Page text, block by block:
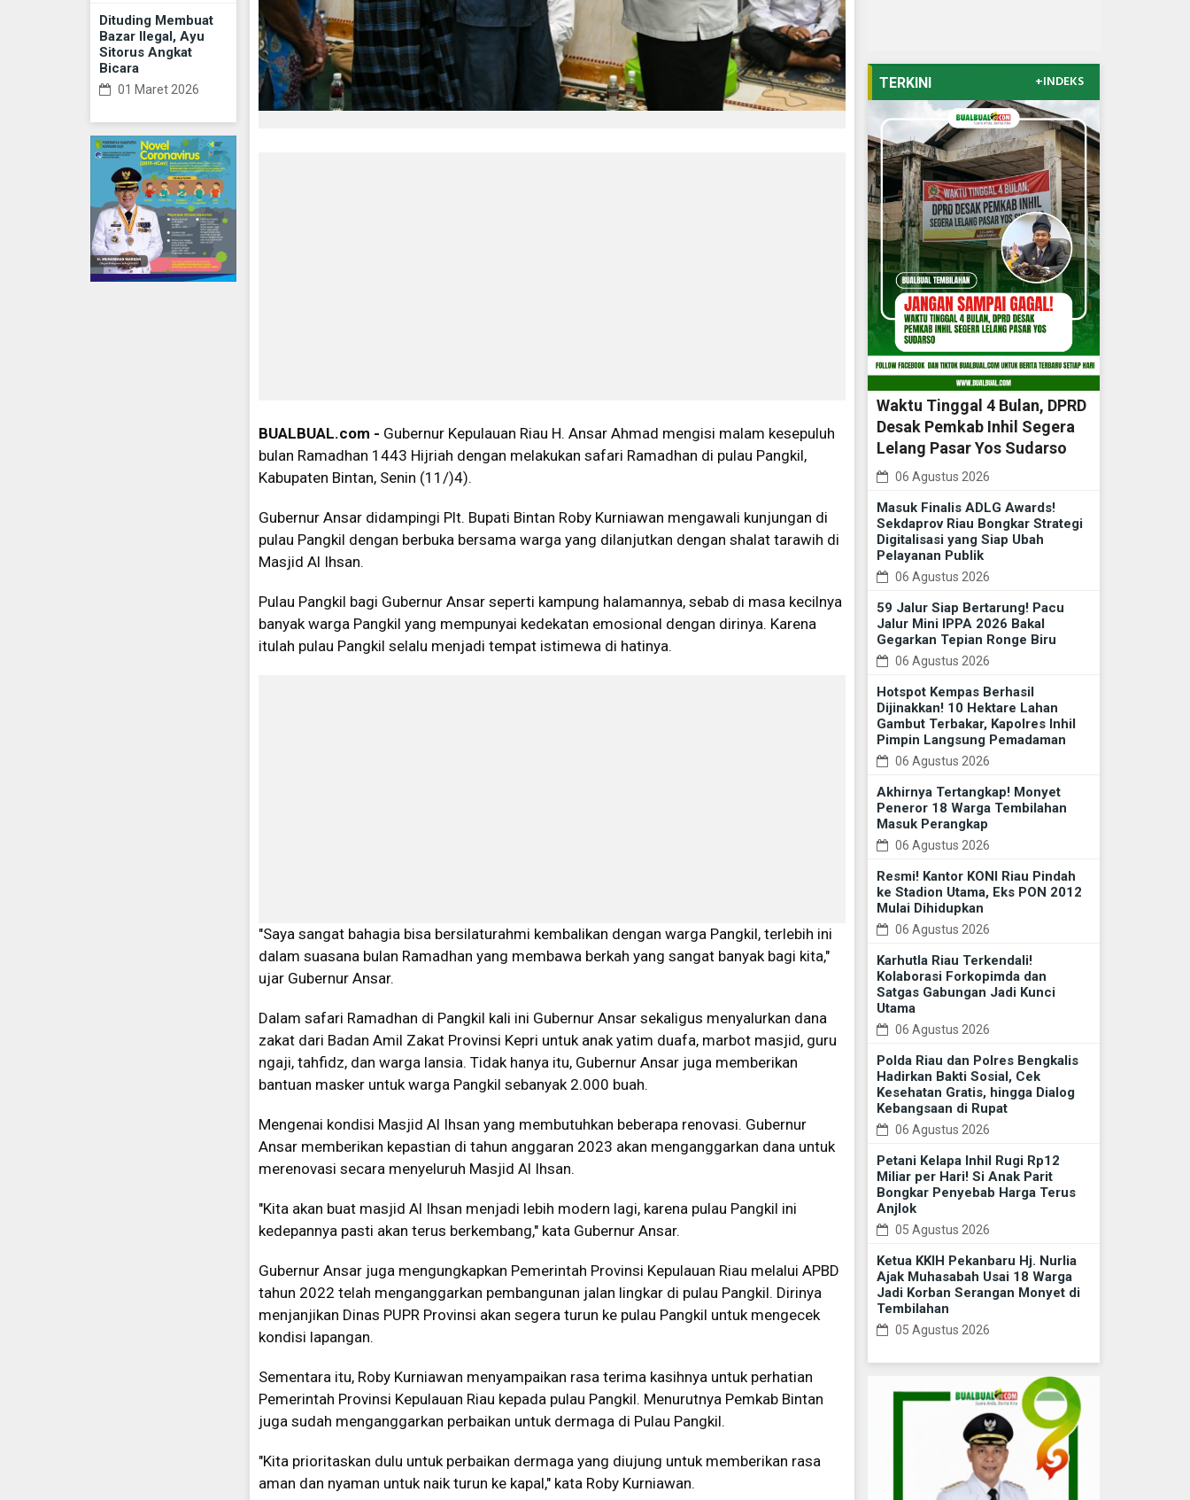
Dituding Membuat
Bazar Ilegal, Ayu
Sitorus Angkat
Bicara
01 Maret 2026
BUALBUAL.com - Gubernur Kepulauan Riau H. Ansar Ahmad mengisi malam kesepuluh
bulan Ramadhan 1443 Hijriah dengan melakukan safari Ramadhan di pulau Pangkil,
Kabupaten Bintan, Senin (11/)4).
Gubernur Ansar didampingi Plt. Bupati Bintan Roby Kurniawan mengawali kunjungan di
pulau Pangkil dengan berbuka bersama warga yang dilanjutkan dengan shalat tarawih di
Masjid Al Ihsan.
Pulau Pangkil bagi Gubernur Ansar seperti kampung halamannya, sebab di masa kecilnya
banyak warga Pangkil yang mempunyai kedekatan emosional dengan dirinya. Karena
itulah pulau Pangkil selalu menjadi tempat istimewa di hatinya.
"Saya sangat bahagia bisa bersilaturahmi kembalikan dengan warga Pangkil, terlebih ini
dalam suasana bulan Ramadhan yang membawa berkah yang sangat banyak bagi kita,"
ujar Gubernur Ansar.
Dalam safari Ramadhan di Pangkil kali ini Gubernur Ansar sekaligus menyalurkan dana
zakat dari Badan Amil Zakat Provinsi Kepri untuk anak yatim duafa, marbot masjid, guru
ngaji, tahfidz, dan warga lansia. Tidak hanya itu, Gubernur Ansar juga memberikan
bantuan masker untuk warga Pangkil sebanyak 2.000 buah.
Mengenai kondisi Masjid Al Ihsan yang membutuhkan beberapa renovasi. Gubernur
Ansar memberikan kepastian di tahun anggaran 2023 akan menganggarkan dana untuk
merenovasi secara menyeluruh Masjid Al Ihsan.
"Kita akan buat masjid Al Ihsan menjadi lebih modern lagi, karena pulau Pangkil ini
kedepannya pasti akan terus berkembang," kata Gubernur Ansar.
Gubernur Ansar juga mengungkapkan Pemerintah Provinsi Kepulauan Riau melalui APBD
tahun 2022 telah menganggarkan pembangunan jalan lingkar di pulau Pangkil. Dirinya
menjanjikan Dinas PUPR Provinsi akan segera turun ke pulau Pangkil untuk mengecek
kondisi lapangan.
Sementara itu, Roby Kurniawan menyampaikan rasa terima kasihnya untuk perhatian
Pemerintah Provinsi Kepulauan Riau kepada pulau Pangkil. Menurutnya Pemkab Bintan
juga sudah menganggarkan perbaikan untuk dermaga di Pulau Pangkil.
"Kita prioritaskan dulu untuk perbaikan dermaga yang diujung untuk memberikan rasa
aman dan nyaman untuk naik turun ke kapal," kata Roby Kurniawan.
TERKINI +INDEKS
Waktu Tinggal 4 Bulan, DPRD
Desak Pemkab Inhil Segera
Lelang Pasar Yos Sudarso
06 Agustus 2026
Masuk Finalis ADLG Awards!
Sekdaprov Riau Bongkar Strategi
Digitalisasi yang Siap Ubah
Pelayanan Publik
06 Agustus 2026
59 Jalur Siap Bertarung! Pacu
Jalur Mini IPPA 2026 Bakal
Gegarkan Tepian Ronge Biru
06 Agustus 2026
Hotspot Kempas Berhasil
Dijinakkan! 10 Hektare Lahan
Gambut Terbakar, Kapolres Inhil
Pimpin Langsung Pemadaman
06 Agustus 2026
Akhirnya Tertangkap! Monyet
Peneror 18 Warga Tembilahan
Masuk Perangkap
06 Agustus 2026
Resmi! Kantor KONI Riau Pindah
ke Stadion Utama, Eks PON 2012
Mulai Dihidupkan
06 Agustus 2026
Karhutla Riau Terkendali!
Kolaborasi Forkopimda dan
Satgas Gabungan Jadi Kunci
Utama
06 Agustus 2026
Polda Riau dan Polres Bengkalis
Hadirkan Bakti Sosial, Cek
Kesehatan Gratis, hingga Dialog
Kebangsaan di Rupat
06 Agustus 2026
Petani Kelapa Inhil Rugi Rp12
Miliar per Hari! Si Anak Parit
Bongkar Penyebab Harga Terus
Anjlok
05 Agustus 2026
Ketua KKIH Pekanbaru Hj. Nurlia
Ajak Muhasabah Usai 18 Warga
Jadi Korban Serangan Monyet di
Tembilahan
05 Agustus 2026